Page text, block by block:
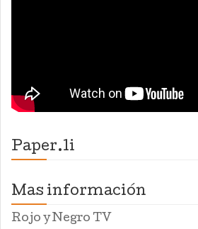
Paper.li
Mas información
Rojo y Negro TV